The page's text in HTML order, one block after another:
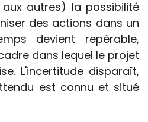
autres) la possibilité
des actions dans un
devient repérable,
dans lequel le projet
L'incertitude disparaît,
est connu et situé